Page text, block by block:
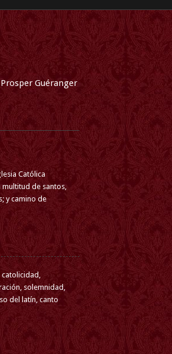
Guéranger
Católica
de santos,
y camino de
solemnidad,
del latín, canto